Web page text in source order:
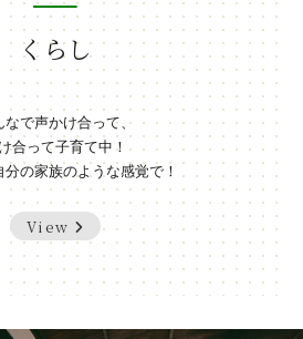
くらし
なで声かけ合って、
合って子育て中！
分の家族のような感覚で！
View